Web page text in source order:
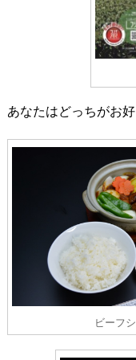
あなたはどっちがお
ビーフ